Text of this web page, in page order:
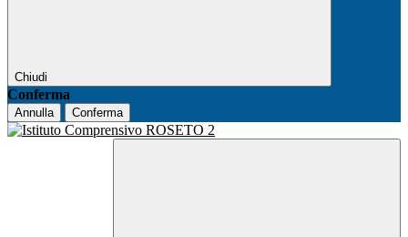
Chiudi
Conferma
Annulla Conferma